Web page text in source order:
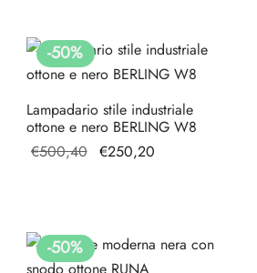
€297,60.
-50%
Lampadario stile industriale
ottone e nero BERLING W8
€500,40 Il prezzo
€250,20
-50%